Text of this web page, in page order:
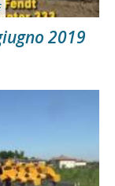
2019